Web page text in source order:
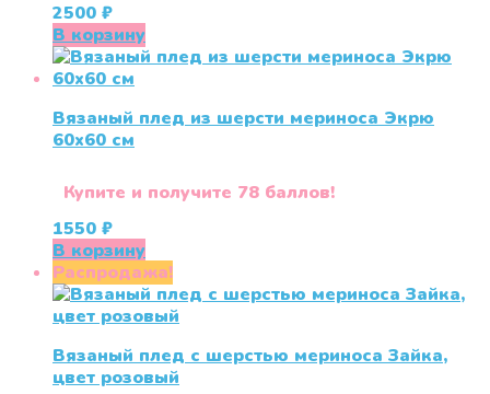
2500 ₽
В корзину
Вязаный плед из шерсти мериноса Экрю
60х60 см
Купите и получите 78 баллов!
1550 ₽
В корзину
Распродажа!
Вязаный плед с шерстью мериноса Зайка,
цвет розовый